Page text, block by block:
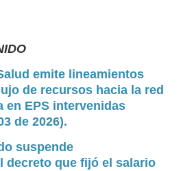
emite lineamientos
de recursos hacia la red
en EPS intervenidas
de 2026).
suspende
decreto que fijó el salario